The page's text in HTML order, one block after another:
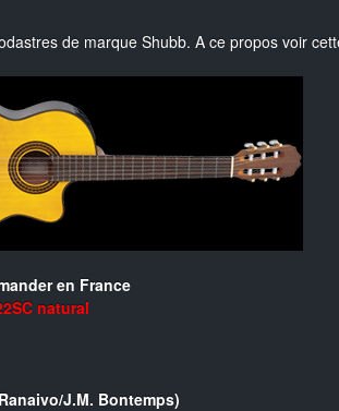
de marque Shubb. A ce propos voir
en France
natural
J.M. Bontemps)